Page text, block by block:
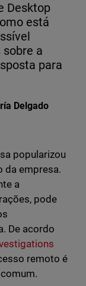
Desktop
está
a
para
Delgado
popularizou
da empresa.
a
pode
De acordo
remoto é